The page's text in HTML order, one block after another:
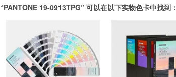
“PANTONE 19-0913TPG” 可以在以下实物色卡中找到：